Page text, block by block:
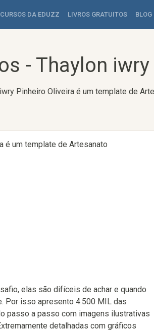
CURSOS DA EDUZZ LIVROS GRATUITOS BLOG
- Thaylon iwry
Pinheiro Oliveira é um template de
é um template de Artesanato
elas são difíceis de achar e quando
Por isso apresento 4.500 MIL das
passo a passo com imagens ilustrativas
detalhadas com gráficos